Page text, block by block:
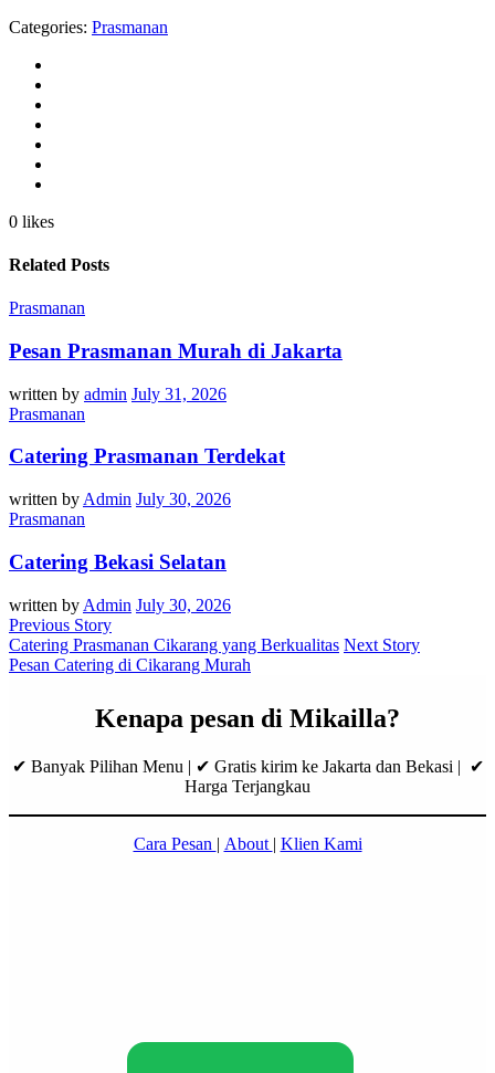
Categories: Prasmanan
0 likes
Related Posts
Prasmanan
Pesan Prasmanan Murah di Jakarta
written by admin July 31, 2026
Prasmanan
Catering Prasmanan Terdekat
written by Admin July 30, 2026
Prasmanan
Catering Bekasi Selatan
written by Admin July 30, 2026
Previous Story
Catering Prasmanan Cikarang yang Berkualitas Next Story
Pesan Catering di Cikarang Murah
Kenapa pesan di Mikailla?
✔ Banyak Pilihan Menu | ✔ Gratis kirim ke Jakarta dan Bekasi | ✔
Harga Terjangkau
Cara Pesan | About | Klien Kami